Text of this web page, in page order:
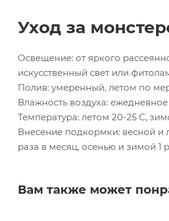
Уход за
Освещение: от яркого
искусственный свет или
Полив: умеренный, летом по
Влажность воздуха:
Температура: летом 20-25 С,
Внесение подкормки: весной и
раза в месяц, осенью и зимой 1
Вам также может